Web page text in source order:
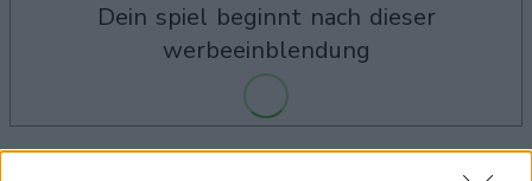
dein spiel beginnt nach dieser
werbeeinblendung
Werbung